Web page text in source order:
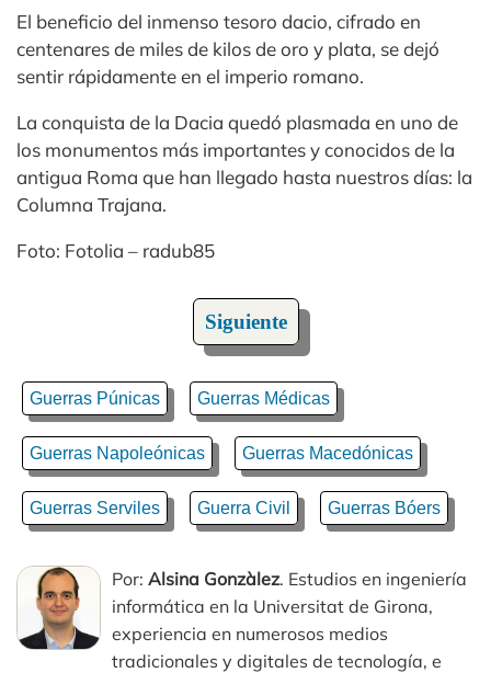
El beneficio del inmenso tesoro dacio, cifrado en
centenares de miles de kilos de oro y plata, se dejó
sentir rápidamente en el imperio romano.
La conquista de la Dacia quedó plasmada en uno de
los monumentos más importantes y conocidos de la
antigua Roma que han llegado hasta nuestros días: la
Columna Trajana.
Foto: Fotolia – radub85
Siguiente
Guerras Púnicas Guerras Médicas
Guerras Napoleónicas Guerras Macedónicas
Guerras Serviles Guerra Civil Guerras Bóers
Por: Alsina Gonzàlez. Estudios en ingeniería
informática en la Universitat de Girona,
experiencia en numerosos medios
tradicionales y digitales de tecnología, e